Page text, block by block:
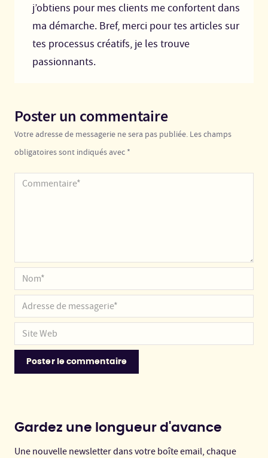
j’obtiens pour mes clients me confortent dans
ma démarche. Bref, merci pour tes articles sur
tes processus créatifs, je les trouve
passionnants.
Poster un commentaire
Votre adresse de messagerie ne sera pas publiée. Les champs
obligatoires sont indiqués avec *
Gardez une longueur d'avance
Une nouvelle newsletter dans votre boîte email, chaque